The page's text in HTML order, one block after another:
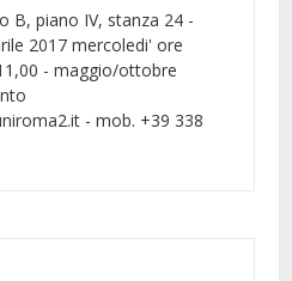
B, piano IV, stanza 24 -
2017 mercoledi' ore
- maggio/ottobre
- mob. +39 338